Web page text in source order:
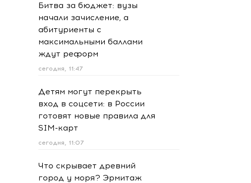
Битва за бюджет: вузы
начали зачисление, а
абитуриенты с
максимальными баллами
ждут реформ
сегодня, 11:47
Детям могут перекрыть
вход в соцсети: в России
готовят новые правила для
SIM-карт
сегодня, 11:07
Что скрывает древний
город у моря? Эрмитаж